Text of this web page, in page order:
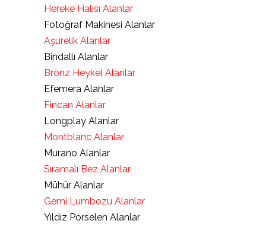
Hereke Halısı Alanlar
Fotoğraf Makinesi Alanlar
Aşurelik Alanlar
Bindallı Alanlar
Bronz Heykel Alanlar
Efemera Alanlar
Fincan Alanlar
Longplay Alanlar
Montblanc Alanlar
Murano Alanlar
Sıramalı Bez Alanlar
Mühür Alanlar
Gemi Lumbozu Alanlar
Yıldız Porselen Alanlar